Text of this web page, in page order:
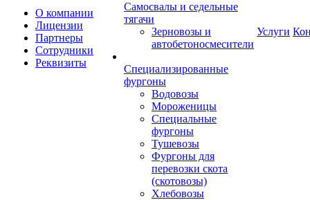
О компании
Лицензии
Партнеры
Сотрудники
Реквизиты
Самосвалы и седельные
тягачи
Зерновозы и
автобетоносмесители
Специализированные
фургоны
Водовозы
Мороженицы
Специальные
фургоны
Тушевозы
Фургоны для
перевозки скота
(скотовозы)
Хлебовозы
Услуги